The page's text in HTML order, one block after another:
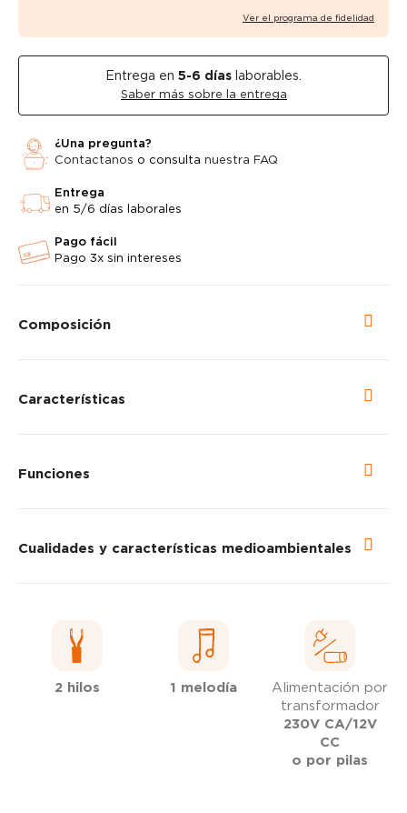
Ver el programa de fidelidad
Entrega en 5-6 días laborables.
Saber más sobre la entrega
¿Una pregunta?
Contactanos o consulta nuestra FAQ
Entrega
en 5/6 días laborales
Pago fácil
Pago 3x sin intereses
Composición
Características
Funciones
Cualidades y características medioambientales
2 hilos 1 melodía
Alimentación por
transformador
230V CA/12V
CC
o por pilas